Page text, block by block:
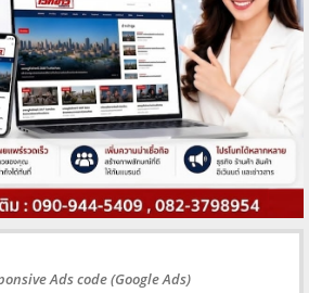
Ads code (Google Ads)